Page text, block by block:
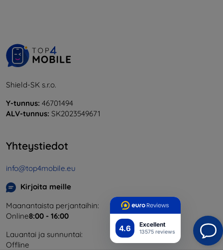
4.6 Excellent
13575 reviews
Shield-SK s.r.o.
Y-tunnus: 46701494
ALV-tunnus: SK2023549671
Yhteystiedot
info@top4mobile.eu
Kirjoita meille
Maanantaista perjantaihin:
Online8:00 - 16:00
Lauantai ja sunnuntai:
Offline